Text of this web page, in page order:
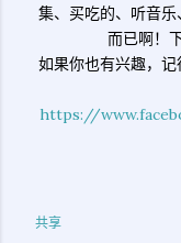
集、买吃的、听音
而已啊！
如果你也有兴趣，
https://
共享